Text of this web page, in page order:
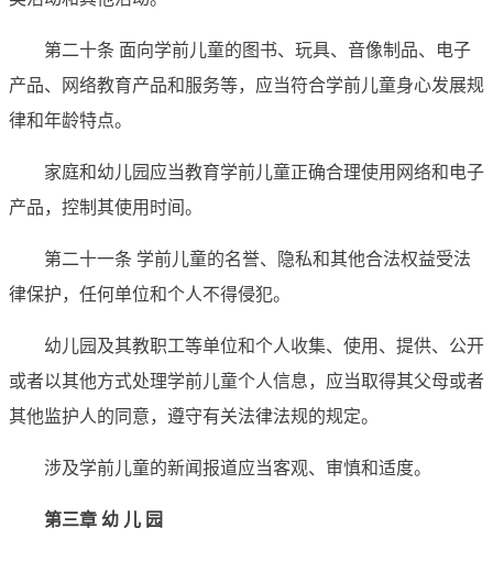
第二十条 面向学前儿童的图书、玩具、音像制品、电子
产品、网络教育产品和服务等，应当符合学前儿童身心发展规
律和年龄特点。
家庭和幼儿园应当教育学前儿童正确合理使用网络和电子
产品，控制其使用时间。
第二十一条 学前儿童的名誉、隐私和其他合法权益受法
律保护，任何单位和个人不得侵犯。
幼儿园及其教职工等单位和个人收集、使用、提供、公开
或者以其他方式处理学前儿童个人信息，应当取得其父母或者
其他监护人的同意，遵守有关法律法规的规定。
涉及学前儿童的新闻报道应当客观、审慎和适度。
第三章 幼 儿 园